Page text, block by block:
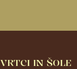
VRTCI IN ŠOLE